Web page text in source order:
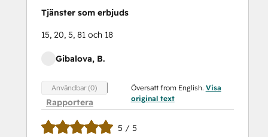
Tjänster som erbjuds
15, 20, 5, 81 och 18
Gibalova, B.
Användbar (0)
Rapportera
Översatt from English. Visa
original text
5 / 5